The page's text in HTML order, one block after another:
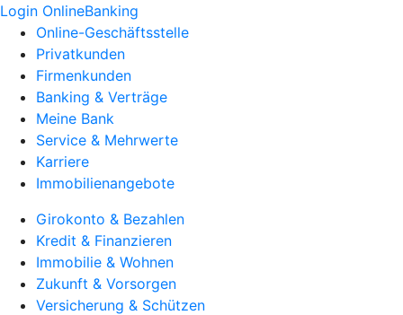
Login OnlineBanking
Online-Geschäftsstelle
Privatkunden
Firmenkunden
Banking & Verträge
Meine Bank
Service & Mehrwerte
Karriere
Immobilienangebote
Girokonto & Bezahlen
Kredit & Finanzieren
Immobilie & Wohnen
Zukunft & Vorsorgen
Versicherung & Schützen